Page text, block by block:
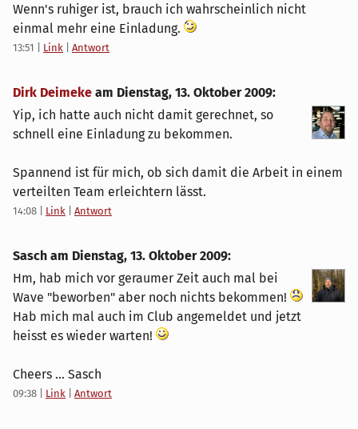
Wenn's ruhiger ist, brauch ich wahrscheinlich nicht
einmal mehr eine Einladung.
13:51 Link Antwort
Dirk Deimeke am Dienstag, 13. Oktober 2009:
Yip, ich hatte auch nicht damit gerechnet, so
schnell eine Einladung zu bekommen.
Spannend ist für mich, ob sich damit die Arbeit in einem
verteilten Team erleichtern lässt.
14:08 Link Antwort
Sasch am Dienstag, 13. Oktober 2009:
Hm, hab mich vor geraumer Zeit auch mal bei
Wave "beworben" aber noch nichts bekommen!
Hab mich mal auch im Club angemeldet und jetzt
heisst es wieder warten!
Cheers ... Sasch
09:38 Link Antwort